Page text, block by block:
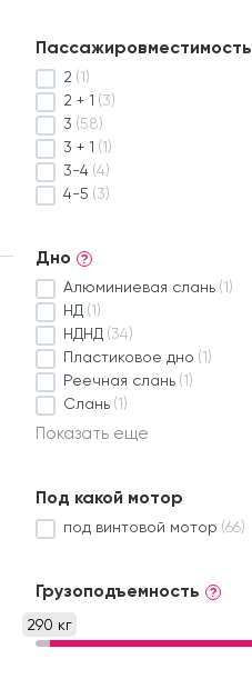
Пассажировместимость
2 (1)
2 + 1 (3)
3 (58)
3 + 1 (1)
3-4 (4)
4-5 (3)
Дно ?
Алюминиевая слань (1)
НД (1)
НДНД (34)
Пластиковое дно (1)
Реечная слань (1)
Слань (1)
Показать еще
Под какой мотор
под винтовой мотор (66)
Грузоподъемность ?
290 кг